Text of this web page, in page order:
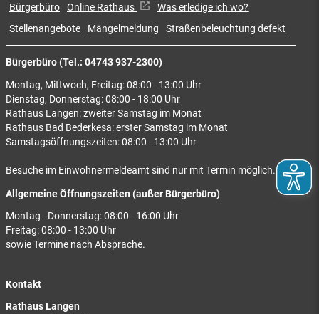
Bürgerbüro (Tel.: 04743 937-2300)
Montag, Mittwoch, Freitag: 08:00 - 13:00 Uhr
Dienstag, Donnerstag: 08:00 - 18:00 Uhr
Rathaus Langen: zweiter Samstag im Monat
Rathaus Bad Bederkesa: erster Samstag im Monat
Samstagsöffnungszeiten: 08:00 - 13:00 Uhr
Besuche im Einwohnermeldeamt sind nur mit Termin möglich.
Allgemeine Öffnungszeiten (außer Bürgerbüro)
Montag - Donnerstag: 08:00 - 16:00 Uhr
Freitag: 08:00 - 13:00 Uhr
sowie Termine nach Absprache.
Kontakt
Rathaus Langen
Bürgerbüro Online Rathaus
Was erledige ich wo?
Stellenangebote
Mängelmeldung Straßenbeleuchtung defekt